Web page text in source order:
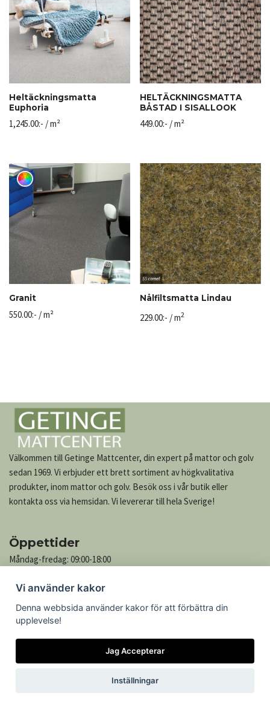
Heltäckningsmatta
Euphoria
1,245.00:- / m²
HELTÄCKNINGSMATTA
BÅSTAD I SISALLOOK
449.00:- / m²
Granit
550.00:- / m²
Nålfiltsmatta Lindau
229.00:- / m2
Välkommen till Getinge Mattcenter, din expert på mattor och golv
sedan 1969. Vi erbjuder ett brett sortiment av högkvalitativa
produkter, inom mattor och golv. Besök oss i vår butik eller
kontakta oss via hemsidan. Vi levererar till hela Sverige!
Öppettider
Måndag-fredag: 09:00-18:00
Söndag: Stängt
Kontakta oss
Vi använder kakor
Denna webbsida använder kakor för att förbättra din
upplevelse!
Jag Accepterar
Inställningar